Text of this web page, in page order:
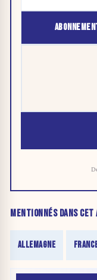
MENTIONNÉS DANS CET
ALLEMAGNE